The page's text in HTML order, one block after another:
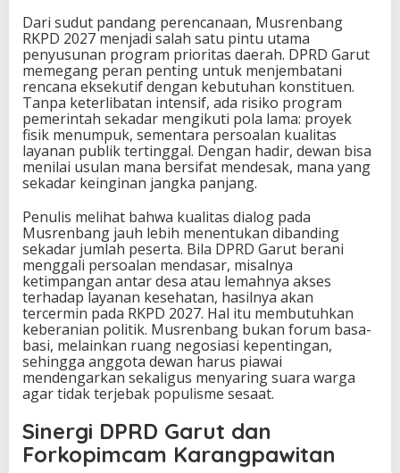
Dari sudut pandang perencanaan, Musrenbang
RKPD 2027 menjadi salah satu pintu utama
penyusunan program prioritas daerah. DPRD Garut
memegang peran penting untuk menjembatani
rencana eksekutif dengan kebutuhan konstituen.
Tanpa keterlibatan intensif, ada risiko program
pemerintah sekadar mengikuti pola lama: proyek
fisik menumpuk, sementara persoalan kualitas
layanan publik tertinggal. Dengan hadir, dewan bisa
menilai usulan mana bersifat mendesak, mana yang
sekadar keinginan jangka panjang.
Penulis melihat bahwa kualitas dialog pada
Musrenbang jauh lebih menentukan dibanding
sekadar jumlah peserta. Bila DPRD Garut berani
menggali persoalan mendasar, misalnya
ketimpangan antar desa atau lemahnya akses
terhadap layanan kesehatan, hasilnya akan
tercermin pada RKPD 2027. Hal itu membutuhkan
keberanian politik. Musrenbang bukan forum basa-
basi, melainkan ruang negosiasi kepentingan,
sehingga anggota dewan harus piawai
mendengarkan sekaligus menyaring suara warga
agar tidak terjebak populisme sesaat.
Sinergi DPRD Garut dan
Forkopimcam Karangpawitan